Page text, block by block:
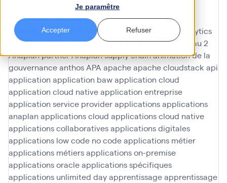
Je paramêtre
Accepter Refuser
AMOA Infinoéanalyse
Analyse de donnéesanalyse donnéesanalyse du
contenu
analyses ad hoc analyses predictives
analytics
analytiqueanaplanAnaplan financeAnaplan niveau 2
Anaplan partnerAnaplan supply chainanimation de la
gouvernanceanthosAPA apacheapache cloudstack api
application application bawapplication cloud
application cloud nativeapplication entreprise
application service providerapplicationsapplications
anaplan applications cloud applications cloud native
applications collaborativesapplications digitales
applications low code no codeapplications métier
applications métiersapplications on-premise
applications oracleapplications spécifiques
applications unlimited dayapprentissageapprentissage